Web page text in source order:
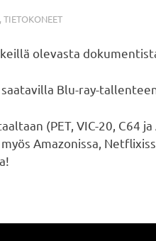
TIETOKONEET
olevasta
Blu-ray-
(PET, VIC-20, C64
Amazonissa,